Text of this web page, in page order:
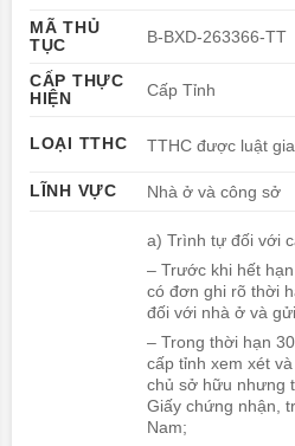
MÃ THỦ
TỤC
B-BXD-263366-TT
CẤP THỰC
HIỆN
Cấp Tỉnh
LOẠI TTHC TTHC được luật
LĨNH VỰC Nhà ở và công sở
a) Trình tự đối với
– Trước khi hết
có đơn ghi rõ thời
đối với nhà ở và
– Trong thời hạn
cấp tỉnh xem xét
chủ sở hữu nhưng
Giấy chứng nhận,
Nam;